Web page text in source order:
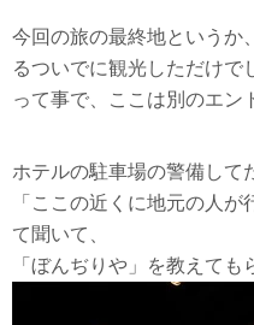
今回の旅の最終地というか
るついでに観光しただけで
って事で、ここは別のエン
ホテルの駐車場の警備して
「ここの近くに地元の人
て聞いて、
「ぼんぢりや」を教えても